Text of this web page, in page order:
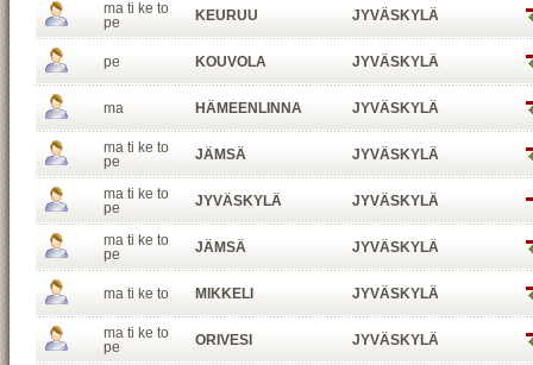
ma ti ke to
pe
KEURUU JYVÄSKYLÄ
pe KOUVOLA JYVÄSKYLÄ
ma HÄMEENLINNA JYVÄSKYLÄ
ma ti ke to
pe
JÄMSÄ JYVÄSKYLÄ
ma ti ke to
pe
JYVÄSKYLÄ JYVÄSKYLÄ
ma ti ke to
pe
JÄMSÄ JYVÄSKYLÄ
ma ti ke to MIKKELI JYVÄSKYLÄ
ma ti ke to
pe
ORIVESI JYVÄSKYLÄ